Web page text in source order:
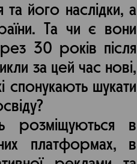
та його наслідки, а
Та чи є вони
30 років після
за цей час нові,
спонукають шукати
розміщуються в
платформах, в